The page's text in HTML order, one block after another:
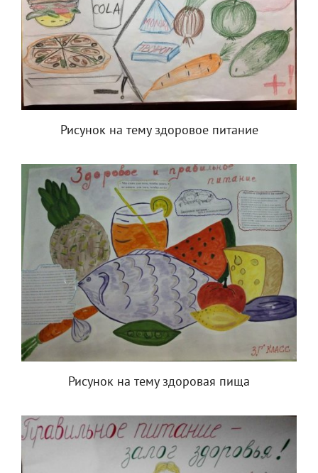
Рисунок на тему здоровое питание
Рисунок на тему здоровая пища